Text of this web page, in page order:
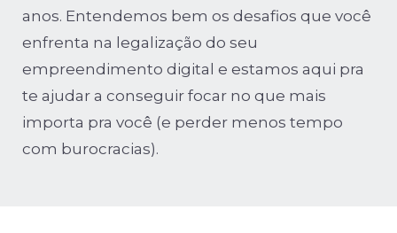
anos. Entendemos bem os desafios que você
enfrenta na legalização do seu
empreendimento digital e estamos aqui pra
te ajudar a conseguir focar no que mais
importa pra você (e perder menos tempo
com burocracias).